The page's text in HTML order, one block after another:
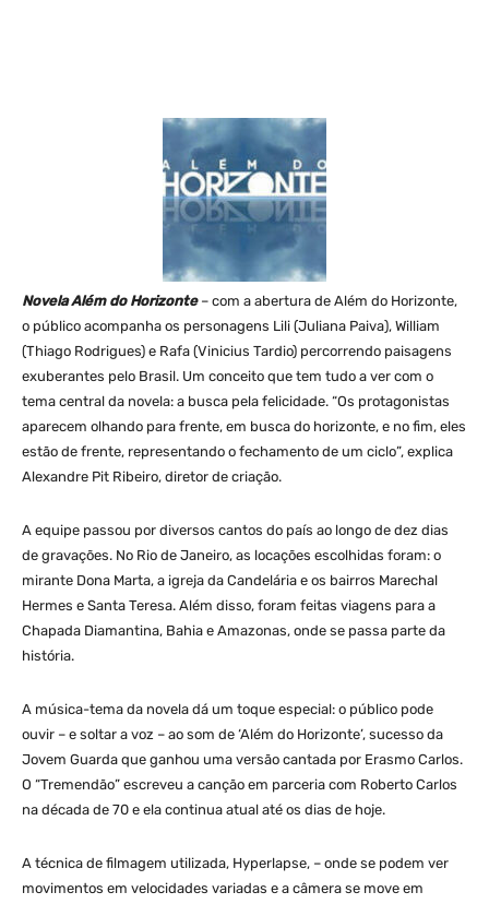
Novela Além do Horizonte– com a abertura de Além do Horizonte,
o público acompanha os personagens Lili (Juliana Paiva), William
(Thiago Rodrigues) e Rafa (Vinicius Tardio) percorrendo paisagens
exuberantes pelo Brasil. Um conceito que tem tudo a ver com o
tema central da novela: a busca pela felicidade. “Os protagonistas
aparecem olhando para frente, em busca do horizonte, e no fim, eles
estão de frente, representando o fechamento de um ciclo”, explica
Alexandre Pit Ribeiro, diretor de criação.
A equipe passou por diversos cantos do país ao longo de dez dias
de gravações. No Rio de Janeiro, as locações escolhidas foram: o
mirante Dona Marta, a igreja da Candelária e os bairros Marechal
Hermes e Santa Teresa. Além disso, foram feitas viagens para a
Chapada Diamantina, Bahia e Amazonas, onde se passa parte da
história.
A música-tema da novela dá um toque especial: o público pode
ouvir – e soltar a voz – ao som de ‘Além do Horizonte’, sucesso da
Jovem Guarda que ganhou uma versão cantada por Erasmo Carlos.
O “Tremendão” escreveu a canção em parceria com Roberto Carlos
na década de 70 e ela continua atual até os dias de hoje.
A técnica de filmagem utilizada, Hyperlapse, – onde se podem ver
movimentos em velocidades variadas e a câmera se move em